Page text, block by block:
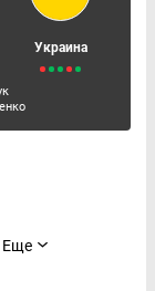
Украина
Еще